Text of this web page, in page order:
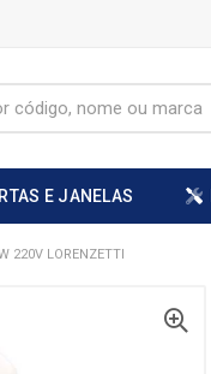
E JANELAS
220V LORENZETTI